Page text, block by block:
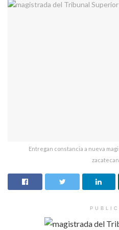
Entregan constancia a nueva